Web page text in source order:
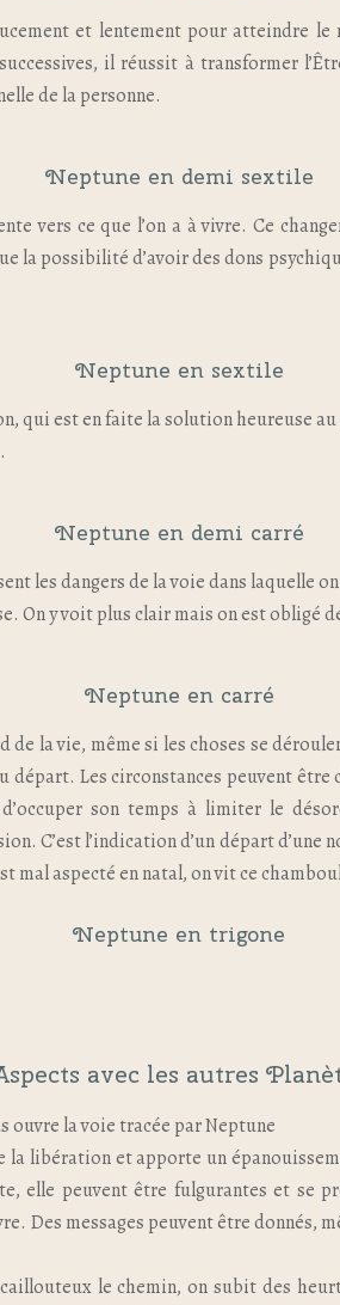
et lentement pour atteindre le
il réussit à transformer
de la personne.
Neptune en demi sextile
vers ce que l’on a à vivre. Ce
la possibilité d’avoir des dons
Neptune en sextile
qui est en faite la solution heureuse
Neptune en demi carré
les dangers de la voie dans laquelle
On y voit plus clair mais on est obligé
Neptune en carré
la vie, même si les choses se
départ. Les circonstances peuvent être
son temps à limiter le
C’est l’indication d’un départ
mal aspecté en natal, on vit ce
Neptune en trigone
avec les autres
ouvre la voie tracée par Neptune
la libération et apporte un
elle peuvent être fulgurantes et se
Des messages peuvent être donnés,
le chemin, on subit des